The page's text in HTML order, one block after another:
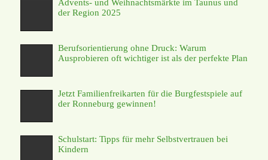
Advents- und Weihnachtsmärkte im Taunus und
der Region 2025
Berufsorientierung ohne Druck: Warum
Ausprobieren oft wichtiger ist als der perfekte Plan
Jetzt Familienfreikarten für die Burgfestspiele auf
der Ronneburg gewinnen!
Schulstart: Tipps für mehr Selbstvertrauen bei
Kindern